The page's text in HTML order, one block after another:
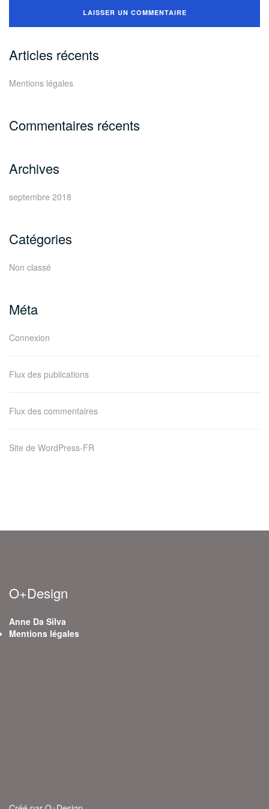
Articles récents
Mentions légales
Commentaires récents
Archives
septembre 2018
Catégories
Non classé
Méta
Connexion
Flux des publications
Flux des commentaires
Site de WordPress-FR
O+Design
Anne Da Silva
Mentions légales